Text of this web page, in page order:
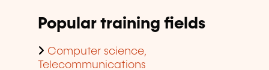
Popular training fields
Computer science,
Telecommunications